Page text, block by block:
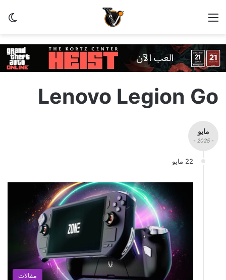
القائمة
Lenovo Legion Go
مايو
- 2025 -
22 مايو
مقالات